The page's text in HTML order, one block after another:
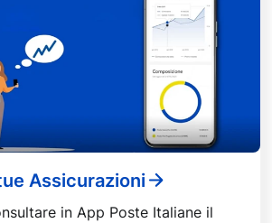
Assicurazioni
in App Poste Italiane il